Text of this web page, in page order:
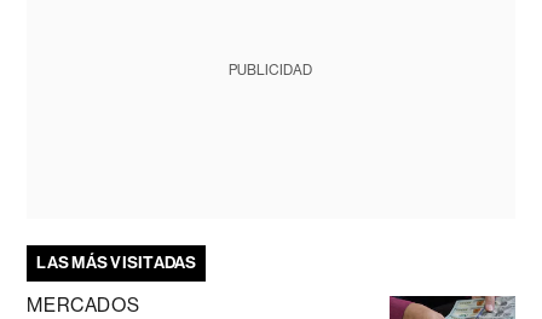
PUBLICIDAD
LAS MÁS VISITADAS
MERCADOS